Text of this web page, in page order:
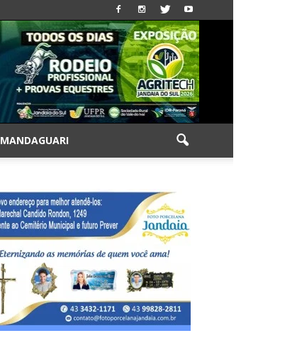
MANDAGUARI